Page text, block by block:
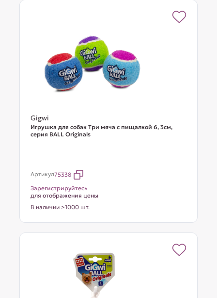
Gigwi
Игрушка для собак Три мяча с пищалкой 6, 3см,
серия BALL Originals
Артикул75338
Зарегистрируйтесь
для отображения цены
В наличии >1000 шт.